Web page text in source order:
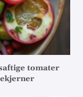
tomater